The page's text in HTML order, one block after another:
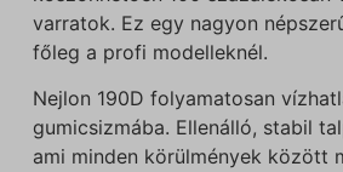
varratok. Ez egy nagyon
főleg a profi modelleknél.
Nejlon 190D folyamatosan
gumicsizmába. Ellenálló, stabil
ami minden körülmények között